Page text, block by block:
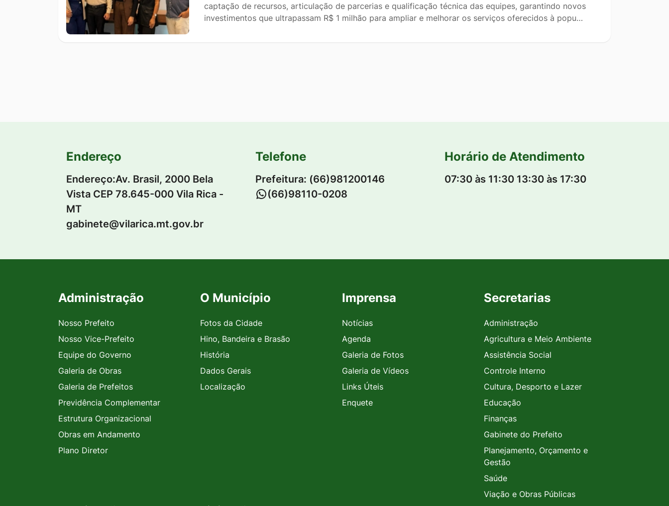
captação de recursos, articulação de parcerias e qualificação técnica das equipes, garantindo novos
investimentos que ultrapassam R$ 1 milhão para ampliar e melhorar os serviços oferecidos à popu…
Endereço
Endereço:Av. Brasil, 2000 Bela
Vista CEP 78.645-000 Vila Rica -
MT
gabinete@vilarica.mt.gov.br
Telefone
Prefeitura: (66)981200146
(66)98110-0208
Horário de Atendimento
07:30 às 11:30 13:30 às 17:30
Seção do Rodapé e Contato
Administração
Nosso Prefeito
Nosso Vice-Prefeito
Equipe do Governo
Galeria de Obras
Galeria de Prefeitos
Previdência Complementar
Estrutura Organizacional
Obras em Andamento
Plano Diretor
O Município
Fotos da Cidade
Hino, Bandeira e Brasão
História
Dados Gerais
Localização
Imprensa
Notícias
Agenda
Galeria de Fotos
Galeria de Vídeos
Links Úteis
Enquete
Secretarias
Administração
Agricultura e Meio Ambiente
Assistência Social
Controle Interno
Cultura, Desporto e Lazer
Educação
Finanças
Gabinete do Prefeito
Planejamento, Orçamento e
Gestão
Saúde
Viação e Obras Públicas